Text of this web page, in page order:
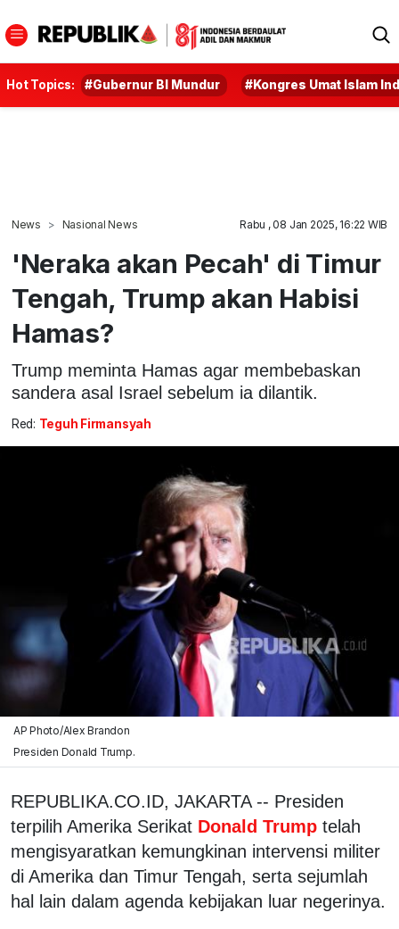
Hot Topics: #Gubernur BI Mundur #Kongres Umat Islam
News Nasional News Rabu , 08 Jan 2025, 16:22 WIB
'Neraka akan Pecah' di Timur
Tengah, Trump akan Habisi
Hamas?
Trump meminta Hamas agar membebaskan
sandera asal Israel sebelum ia dilantik.
Red: Teguh Firmansyah
AP Photo/Alex Brandon
Presiden Donald Trump.
REPUBLIKA.CO.ID, JAKARTA -- Presiden
terpilih Amerika Serikat Donald Trump telah
mengisyaratkan kemungkinan intervensi militer
di Amerika dan Timur Tengah, serta sejumlah
hal lain dalam agenda kebijakan luar negerinya.